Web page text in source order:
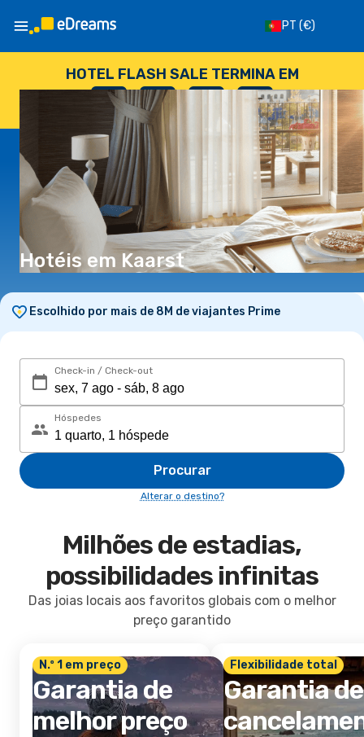
PT (€)
HOTEL FLASH SALE TERMINA EM
--
DIAS
: --
HORAS
: --
SEGUNDOS
Hotéis em Kaarst
Escolhido por mais de 8M de viajantes Prime
Check-in / Check-out
Hóspedes
Procurar
Alterar o destino?
Milhões de estadias,
possibilidades infinitas
Das joias locais aos favoritos globais com o melhor
preço garantido
N.º 1 em preço
Garantia de
melhor preço
Flexibilidade total
Garantia de